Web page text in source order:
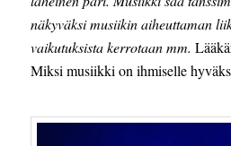
näkyväksi musiikin aiheuttaman
vaikutuksista kerrotaan mm.
Miksi musiikki on ihmiselle